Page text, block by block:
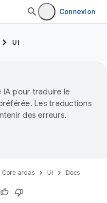
Connexion
UI
IA pour traduire le
Les traductions
des erreurs.
Core areas UI Docs